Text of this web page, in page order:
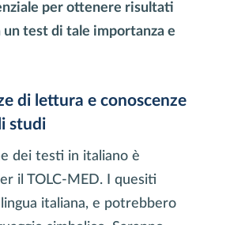
per ottenere risultati
test di tale importanza e
di lettura e conoscenze
studi
dei testi in italiano è
il TOLC-MED. I quesiti
italiana, e potrebbero